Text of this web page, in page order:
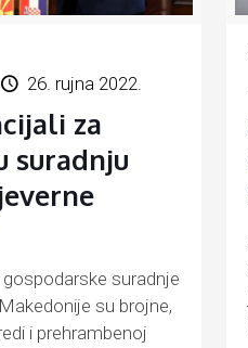
26. rujna 2022.
za
suradnju
suradnje
su brojne,
i prehrambenoj